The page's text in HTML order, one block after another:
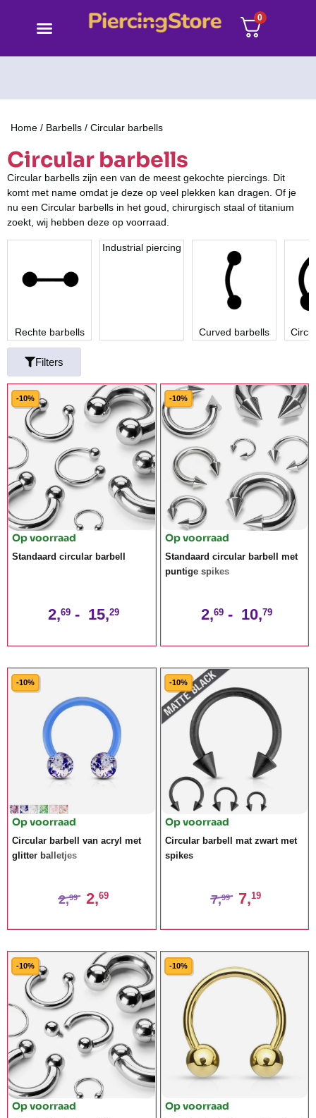
0
Home / Barbells / Circular barbells
Circular barbells
Circular barbells zijn een van de meest gekochte piercings. Dit
komt met name omdat je deze op veel plekken kan dragen. Of je
nu een Circular barbells in het goud, chirurgisch staal of titanium
zoekt, wij hebben deze op voorraad.
Rechte barbells
Industrial piercing
Curved barbells
Filters
-10%
Op voorraad
Standaard circular barbell
2,69 - 15,29
-10%
Op voorraad
Standaard circular barbell met
puntige spikes
2,69 - 10,79
-10%
Op voorraad
Circular barbell van acryl met
glitter balletjes
2,99 2,69
-10%
Op voorraad
Circular barbell mat zwart met
spikes
7,99 7,19
-10%
Op voorraad
-10%
Op voorraad